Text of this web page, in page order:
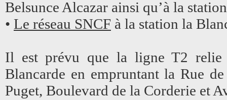
Belsunce Alcazar ainsi qu’à la
• Le réseau SNCF à la station la
Il est prévu que la ligne T2 relie
Blancarde en empruntant la Rue
Puget, Boulevard de la Corderie et